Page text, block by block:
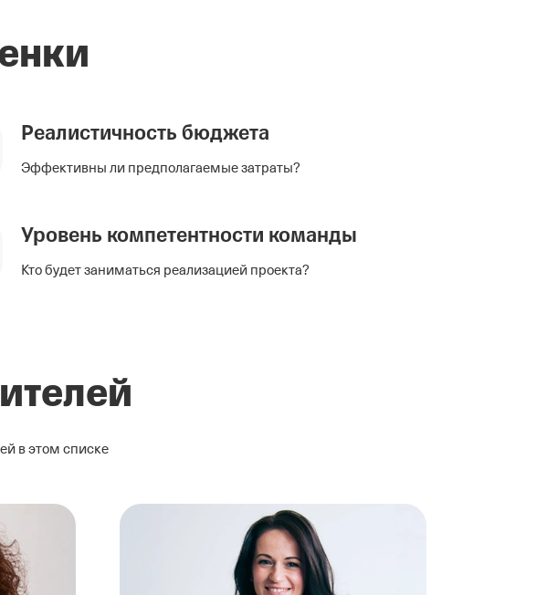
Реалистичность бюджета
Эффективны ли предполагаемые затраты?
Уровень компетентности команды
Кто будет заниматься реализацией проекта?
в этом списке